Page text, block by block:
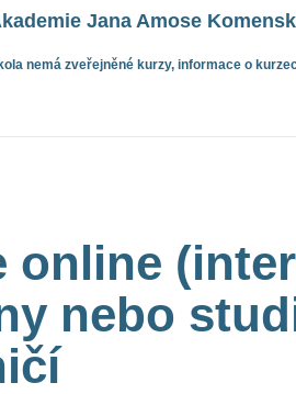
Jana Amose
nemá zveřejněné kurzy, informace o
online
nebo